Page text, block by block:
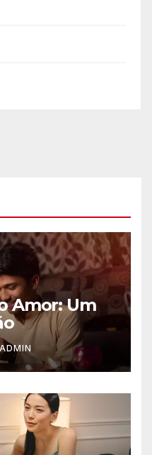
Amor: Um
ADMIN